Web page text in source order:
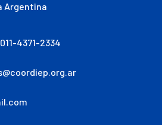
Argentina
4371-2334